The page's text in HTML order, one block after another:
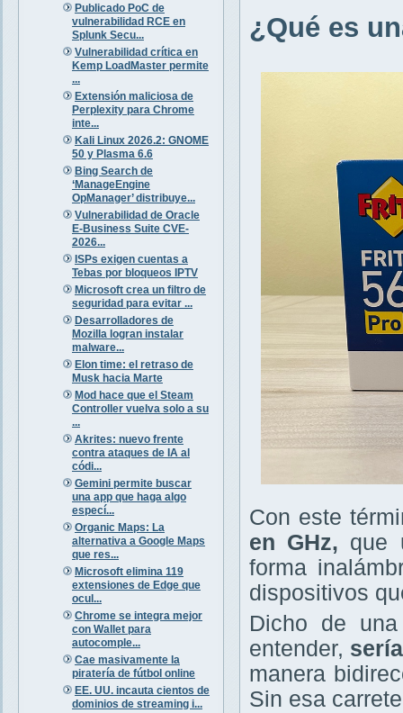
Publicado PoC de
vulnerabilidad RCE en
Splunk Secu...
Vulnerabilidad crítica en
Kemp LoadMaster permite
...
Extensión maliciosa de
Perplexity para Chrome
inte...
Kali Linux 2026.2: GNOME
50 y Plasma 6.6
Bing Search de
‘ManageEngine
OpManager’ distribuye...
Vulnerabilidad de Oracle
E-Business Suite CVE-
2026...
ISPs exigen cuentas a
Tebas por bloqueos IPTV
Microsoft crea un filtro de
seguridad para evitar ...
Desarrolladores de
Mozilla logran instalar
malware...
Elon time: el retraso de
Musk hacia Marte
Mod hace que el Steam
Controller vuelva solo a su
...
Akrites: nuevo frente
contra ataques de IA al
códi...
Gemini permite buscar
una app que haga algo
especí...
Organic Maps: La
alternativa a Google Maps
que res...
Microsoft elimina 119
extensiones de Edge que
ocul...
Chrome se integra mejor
con Wallet para
autocomple...
Cae masivamente la
piratería de fútbol online
EE. UU. incauta cientos de
dominios de streaming i...
¿Qué es
Con este
en GHz, que
forma
dispositivos
Dicho de
entender,
manera
Sin esa